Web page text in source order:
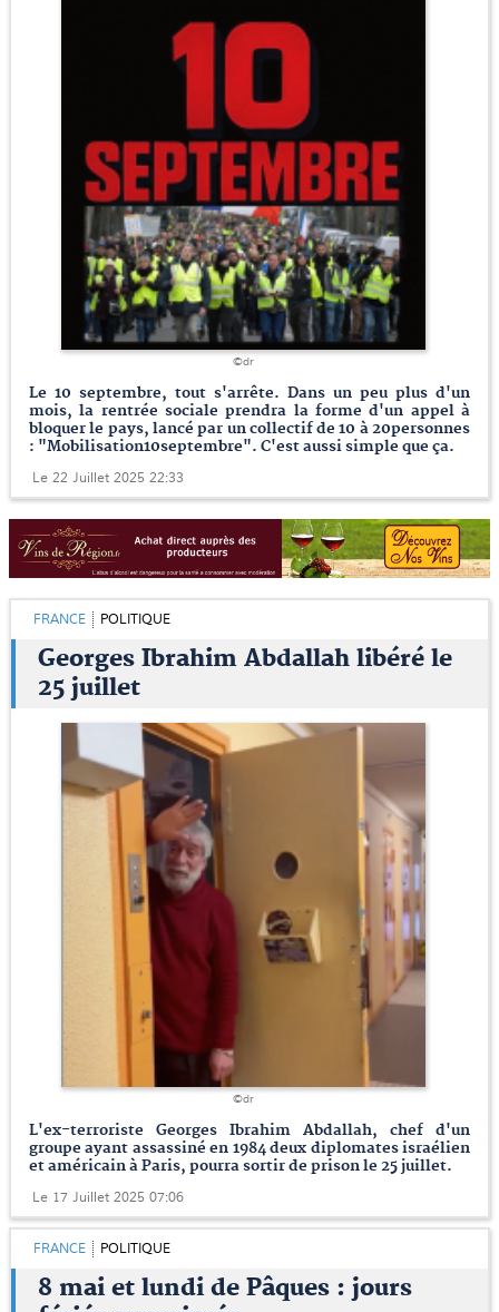
©dr
Le 10 septembre, tout s'arrête. Dans un peu plus d'un
mois, la rentrée sociale prendra la forme d'un appel à
bloquer le pays, lancé par un collectif de 10 à 20personnes
: "Mobilisation10septembre". C'est aussi simple que ça.
Le 22 Juillet 2025 22:33
FRANCE POLITIQUE
Georges Ibrahim Abdallah libéré le
25 juillet
©dr
L'ex-terroriste Georges Ibrahim Abdallah, chef d'un
groupe ayant assassiné en 1984 deux diplomates israélien
et américain à Paris, pourra sortir de prison le 25 juillet.
Le 17 Juillet 2025 07:06
FRANCE POLITIQUE
8 mai et lundi de Pâques : jours